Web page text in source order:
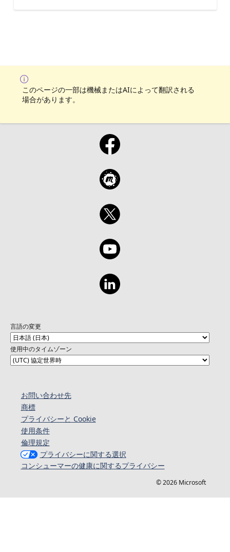
このページの一部は機械またはAIによって翻訳される
場合があります。
言語の変更
使用中のタイムゾーン
お問い合わせ先
商標
プライバシーと Cookie
使用条件
倫理規定
プライバシーに関する選択
コンシューマーの健康に関するプライバシー
© 2026 Microsoft